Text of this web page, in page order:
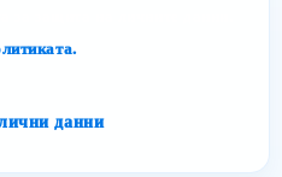
данни